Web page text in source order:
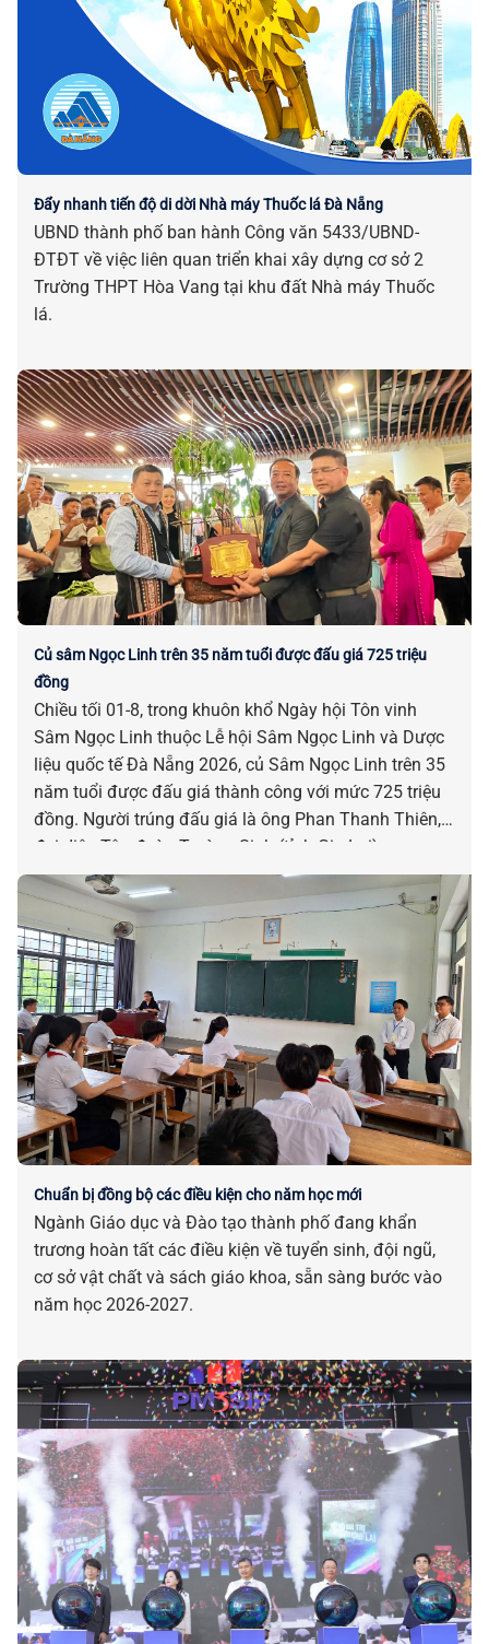
Đẩy nhanh tiến độ di dời Nhà máy Thuốc lá Đà Nẵng
UBND thành phố ban hành Công văn 5433/UBND-
ĐTĐT về việc liên quan triển khai xây dựng cơ sở 2
Trường THPT Hòa Vang tại khu đất Nhà máy Thuốc
lá.
Củ sâm Ngọc Linh trên 35 năm tuổi được đấu giá 725 triệu
đồng
Chiều tối 01-8, trong khuôn khổ Ngày hội Tôn vinh
Sâm Ngọc Linh thuộc Lễ hội Sâm Ngọc Linh và Dược
liệu quốc tế Đà Nẵng 2026, củ Sâm Ngọc Linh trên 35
năm tuổi được đấu giá thành công với mức 725 triệu
đồng. Người trúng đấu giá là ông Phan Thanh Thiên,
đại diện Tập đoàn Trường Sinh (tỉnh Gia Lai).
Chuẩn bị đồng bộ các điều kiện cho năm học mới
Ngành Giáo dục và Đào tạo thành phố đang khẩn
trương hoàn tất các điều kiện về tuyển sinh, đội ngũ,
cơ sở vật chất và sách giáo khoa, sẵn sàng bước vào
năm học 2026-2027.